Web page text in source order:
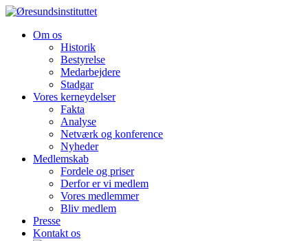
Om os
Historik
Bestyrelse
Medarbejdere
Stadgar
Vores kerneydelser
Fakta
Analyse
Netværk og konference
Nyheder
Medlemskab
Fordele og priser
Derfor er vi medlem
Vores medlemmer
Bliv medlem
Presse
Kontakt os